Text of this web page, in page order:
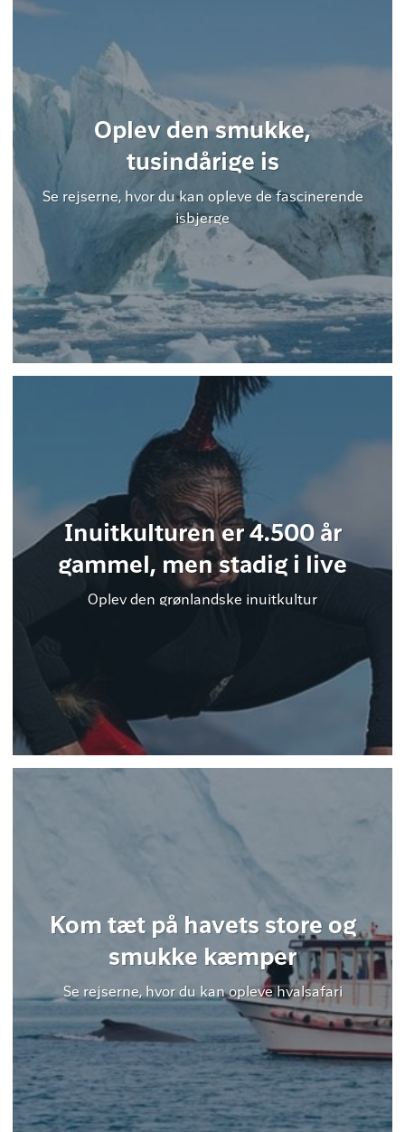
Oplev den smukke,
tusindårige is
Se rejserne, hvor du kan opleve de fascinerende
isbjerge
Inuitkulturen er 4.500 år
gammel, men stadig i live
Oplev den grønlandske inuitkultur
Kom tæt på havets store og
smukke kæmper
Se rejserne, hvor du kan opleve hvalsafari